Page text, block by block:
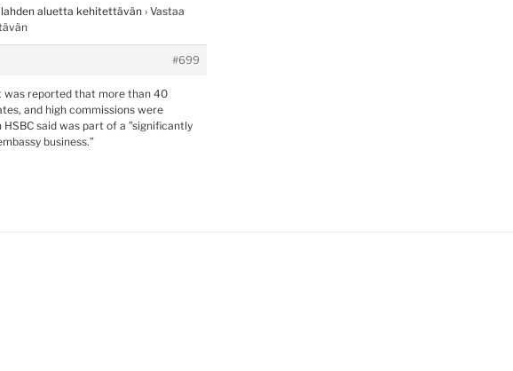
aluetta kehitettävän › Vastaa
#699
was reported that more than 40
and high commissions were
said was part of a ”significantly
business.”